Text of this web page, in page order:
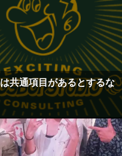
共通項目があるとするな